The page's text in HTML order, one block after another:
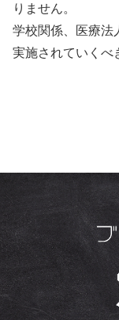
りません。
学校関係、医療法
実施されていくべ